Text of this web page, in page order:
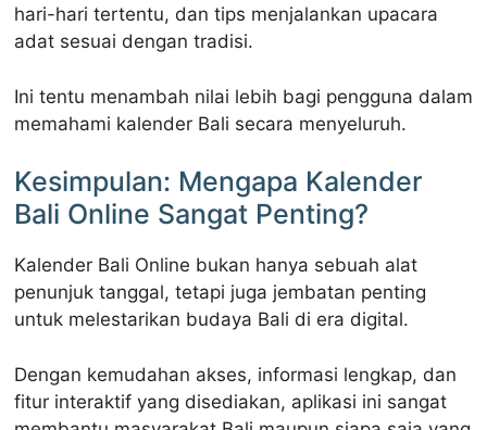
hari-hari tertentu, dan tips menjalankan upacara
adat sesuai dengan tradisi.
Ini tentu menambah nilai lebih bagi pengguna dalam
memahami kalender Bali secara menyeluruh.
Kesimpulan: Mengapa Kalender
Bali Online Sangat Penting?
Kalender Bali Online bukan hanya sebuah alat
penunjuk tanggal, tetapi juga jembatan penting
untuk melestarikan budaya Bali di era digital.
Dengan kemudahan akses, informasi lengkap, dan
fitur interaktif yang disediakan, aplikasi ini sangat